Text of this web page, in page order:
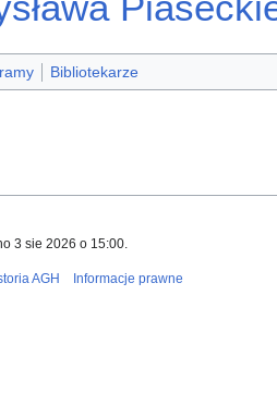
Bibliotekarze
3 sie 2026 o 15:00.
AGH Informacje prawne